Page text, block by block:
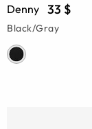
Denny 33 $
Black/Gray